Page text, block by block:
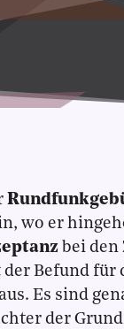
wo er
bei
Befund
Es sind
der